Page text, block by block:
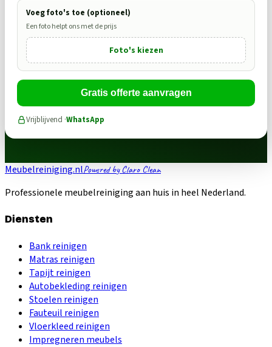
Voeg foto's toe (optioneel)
Een foto helpt ons met de prijs
Foto's kiezen
Gratis offerte aanvragen
Vrijblijvend ·WhatsApp
Meubelreiniging.nlPowered by Claro Clean
Professionele meubelreiniging aan huis in heel Nederland.
Diensten
Bank reinigen
Matras reinigen
Tapijt reinigen
Autobekleding reinigen
Stoelen reinigen
Fauteuil reinigen
Vloerkleed reinigen
Impregneren meubels